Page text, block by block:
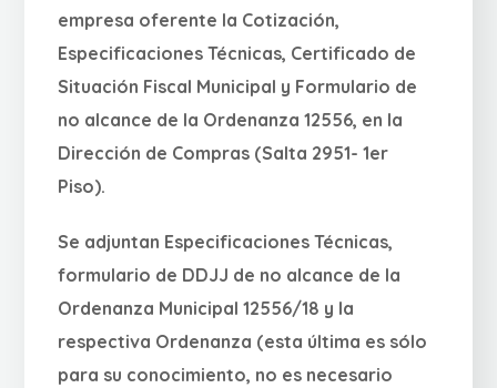
empresa oferente la Cotización,
Especificaciones Técnicas, Certificado de
Situación Fiscal Municipal y Formulario de
no alcance de la Ordenanza 12556, en la
Dirección de Compras (Salta 2951- 1er
Piso).
Se adjuntan Especificaciones Técnicas,
formulario de DDJJ de no alcance de la
Ordenanza Municipal 12556/18 y la
respectiva Ordenanza (esta última es sólo
para su conocimiento, no es necesario